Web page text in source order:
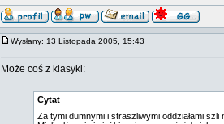
Wysłany: 13 Listopada 2005, 15:43
Może coś z klasyki:
Cytat
Za tymi dumnymi i straszliwymi oddziałami